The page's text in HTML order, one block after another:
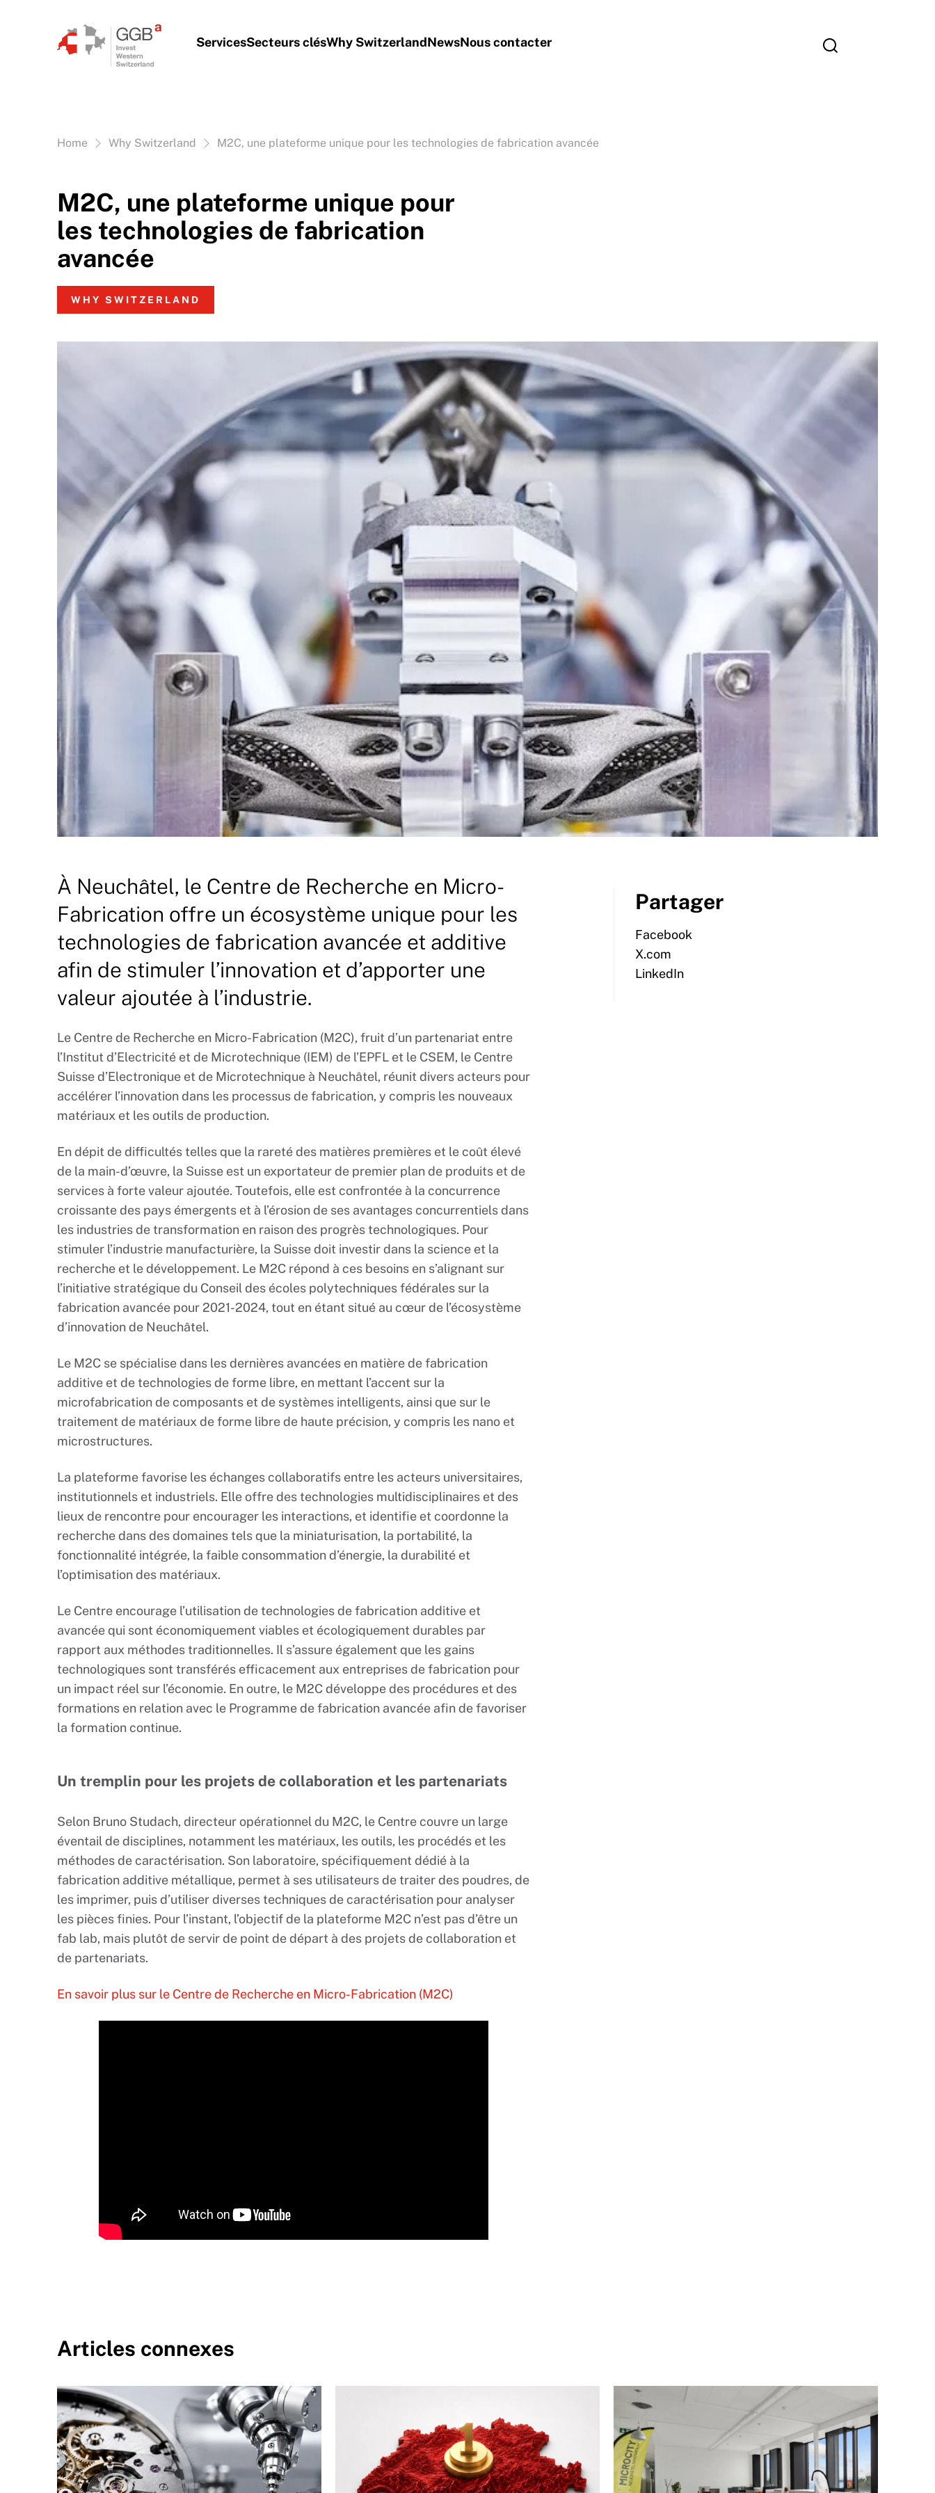
ServicesSecteurs clésWhy SwitzerlandNewsNous contacter
Vous êtes ici:
Home Why Switzerland M2C, une plateforme unique pour les technologies de fabrication avancée
M2C, une plateforme unique pour
les technologies de fabrication
avancée
WHY SWITZERLAND
À Neuchâtel, le Centre de Recherche en Micro-
Fabrication offre un écosystème unique pour les
technologies de fabrication avancée et additive
afin de stimuler l’innovation et d’apporter une
valeur ajoutée à l’industrie.
Le Centre de Recherche en Micro-Fabrication (M2C), fruit d’un partenariat entre
l’Institut d’Electricité et de Microtechnique (IEM) de l’EPFL et le CSEM, le Centre
Suisse d’Electronique et de Microtechnique à Neuchâtel, réunit divers acteurs pour
accélérer l’innovation dans les processus de fabrication, y compris les nouveaux
matériaux et les outils de production.
En dépit de difficultés telles que la rareté des matières premières et le coût élevé
de la main-d’œuvre, la Suisse est un exportateur de premier plan de produits et de
services à forte valeur ajoutée. Toutefois, elle est confrontée à la concurrence
croissante des pays émergents et à l’érosion de ses avantages concurrentiels dans
les industries de transformation en raison des progrès technologiques. Pour
stimuler l’industrie manufacturière, la Suisse doit investir dans la science et la
recherche et le développement. Le M2C répond à ces besoins en s’alignant sur
l’initiative stratégique du Conseil des écoles polytechniques fédérales sur la
fabrication avancée pour 2021-2024, tout en étant situé au cœur de l’écosystème
d’innovation de Neuchâtel.
Le M2C se spécialise dans les dernières avancées en matière de fabrication
additive et de technologies de forme libre, en mettant l’accent sur la
microfabrication de composants et de systèmes intelligents, ainsi que sur le
traitement de matériaux de forme libre de haute précision, y compris les nano et
microstructures.
La plateforme favorise les échanges collaboratifs entre les acteurs universitaires,
institutionnels et industriels. Elle offre des technologies multidisciplinaires et des
lieux de rencontre pour encourager les interactions, et identifie et coordonne la
recherche dans des domaines tels que la miniaturisation, la portabilité, la
fonctionnalité intégrée, la faible consommation d’énergie, la durabilité et
l’optimisation des matériaux.
Le Centre encourage l’utilisation de technologies de fabrication additive et
avancée qui sont économiquement viables et écologiquement durables par
rapport aux méthodes traditionnelles. Il s’assure également que les gains
technologiques sont transférés efficacement aux entreprises de fabrication pour
un impact réel sur l’économie. En outre, le M2C développe des procédures et des
formations en relation avec le Programme de fabrication avancée afin de favoriser
la formation continue.
Un tremplin pour les projets de collaboration et les partenariats
Selon Bruno Studach, directeur opérationnel du M2C, le Centre couvre un large
éventail de disciplines, notamment les matériaux, les outils, les procédés et les
méthodes de caractérisation. Son laboratoire, spécifiquement dédié à la
fabrication additive métallique, permet à ses utilisateurs de traiter des poudres, de
les imprimer, puis d’utiliser diverses techniques de caractérisation pour analyser
les pièces finies. Pour l’instant, l’objectif de la plateforme M2C n’est pas d’être un
fab lab, mais plutôt de servir de point de départ à des projets de collaboration et
de partenariats.
En savoir plus sur le Centre de Recherche en Micro-Fabrication (M2C)
Partager
Facebook
X.com
LinkedIn
Articles connexes